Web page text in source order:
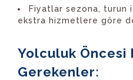
Fiyatlar sezona, turun
ekstra hizmetlere göre
Yolculuk Öncesi
Gerekenler: